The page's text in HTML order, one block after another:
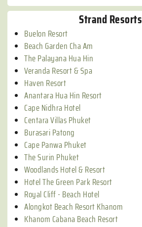
Strand Resorts
Buelon Resort
Beach Garden Cha Am
The Palayana Hua Hin
Veranda Resort & Spa
Haven Resort
Anantara Hua Hin Resort
Cape Nidhra Hotel
Centara Villas Phuket
Burasari Patong
Cape Panwa Phuket
The Surin Phuket
Woodlands Hotel & Resort
Hotel The Green Park Resort
Royal Cliff - Beach Hotel
Alongkot Beach Resort Khanom
Khanom Cabana Beach Resort